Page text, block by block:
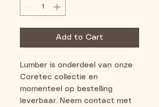
Add to Cart
Lumber is onderdeel van onze
Coretec collectie en
momenteel op bestelling
leverbaar. Neem contact met